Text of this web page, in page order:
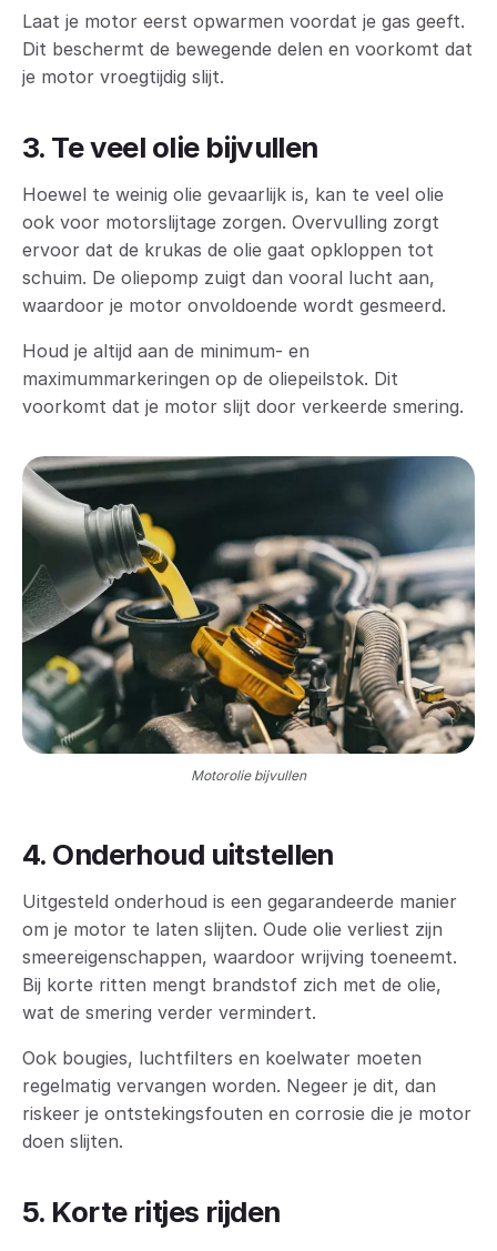
Laat je motor eerst opwarmen voordat je gas geeft.
Dit beschermt de bewegende delen en voorkomt dat
je motor vroegtijdig slijt.
3. Te veel olie bijvullen
Hoewel te weinig olie gevaarlijk is, kan te veel olie
ook voor motorslijtage zorgen. Overvulling zorgt
ervoor dat de krukas de olie gaat opkloppen tot
schuim. De oliepomp zuigt dan vooral lucht aan,
waardoor je motor onvoldoende wordt gesmeerd.
Houd je altijd aan de minimum- en
maximummarkeringen op de oliepeilstok. Dit
voorkomt dat je motor slijt door verkeerde smering.
Motorolie bijvullen
4. Onderhoud uitstellen
Uitgesteld onderhoud is een gegarandeerde manier
om je motor te laten slijten. Oude olie verliest zijn
smeereigenschappen, waardoor wrijving toeneemt.
Bij korte ritten mengt brandstof zich met de olie,
wat de smering verder vermindert.
Ook bougies, luchtfilters en koelwater moeten
regelmatig vervangen worden. Negeer je dit, dan
riskeer je ontstekingsfouten en corrosie die je motor
doen slijten.
5. Korte ritjes rijden